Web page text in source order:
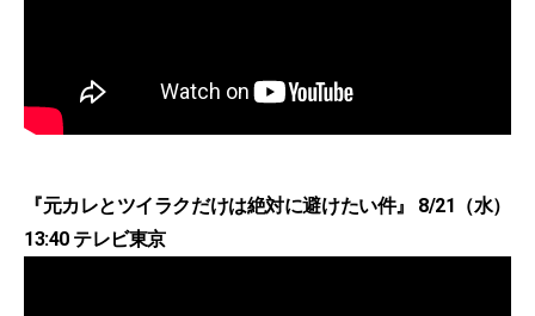
『元カレとツイラクだけは絶対に避けたい件』 8/21（水）
13:40 テレビ東京